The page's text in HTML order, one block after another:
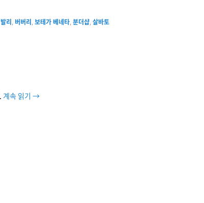
발리, 버버리,보테가 베네타,분더샵,살바토
계속 읽기 →